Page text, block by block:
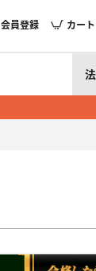
会員登録 カート